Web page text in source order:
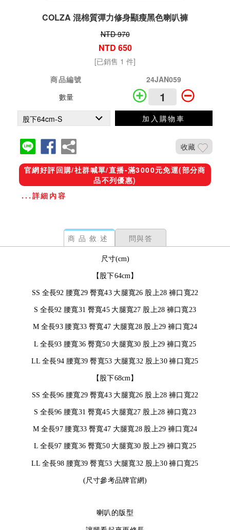
COLZA 混棉質彈力修身顯瘦黑色喇叭褲
NTD 970
NTD 650
[已銷售 1 件]
商品編號
24JAN059
數量
加入購物車
收藏
官網好評回購/社群喊單/直播-滿3000元免運(部分商
品不列優惠)
...詳細內容
商品敘述 問與答